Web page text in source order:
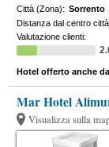
Città (Zona): Sorrento
Distanza dal centro
Valutazione clienti:
Hotel offerto anche da
Mar Hotel
Visualizza sulla